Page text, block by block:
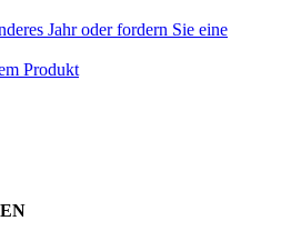
Jahr oder fordern Sie eine
Produkt